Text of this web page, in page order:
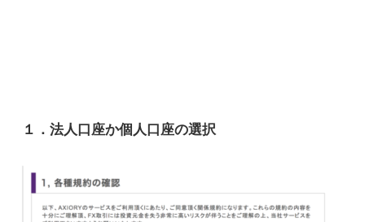
１．法人口座か個人口座の選択